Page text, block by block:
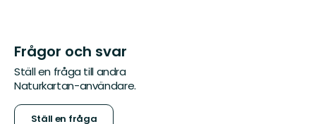
Frågor och svar
Ställ en fråga till andra
Naturkartan-användare.
Ställ en fråga